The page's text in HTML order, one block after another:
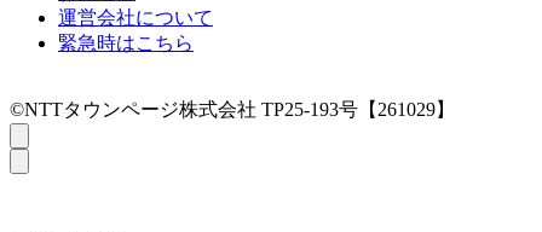
運営会社について
緊急時はこちら
©NTTタウンページ株式会社 TP25-193号【261029】